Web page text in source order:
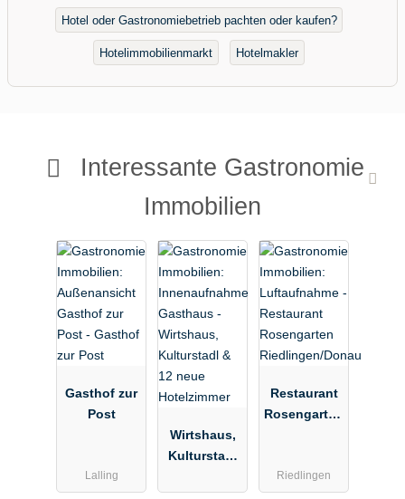
Interessante Gastronomie
Immobilien
Gasthof zur
Post
Lalling
Wirtshaus,
Kulturstadl
Restaurant
Rosengarten
Riedlingen
Hotel oder Gastronomiebetrieb pachten oder kaufen?
Hotelimmobilienmarkt Hotelmakler